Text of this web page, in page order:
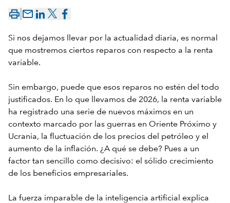
mail_outline
Si nos dejamos llevar por la actualidad diaria, es normal
que mostremos ciertos reparos con respecto a la renta
variable.
Sin embargo, puede que esos reparos no estén del todo
justificados. En lo que llevamos de 2026, la renta variable
ha registrado una serie de nuevos máximos en un
contexto marcado por las guerras en Oriente Próximo y
Ucrania, la fluctuación de los precios del petróleo y el
aumento de la inflación. ¿A qué se debe? Pues a un
factor tan sencillo como decisivo: el sólido crecimiento
de los beneficios empresariales.
La fuerza imparable de la inteligencia artificial explica